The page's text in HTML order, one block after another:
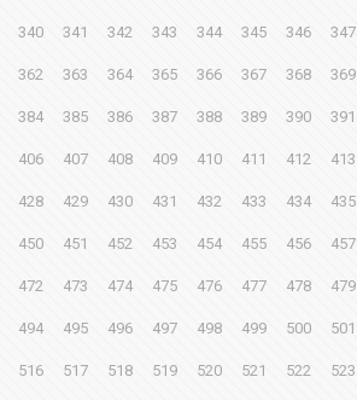
340 341 342 343 344 345 346 347
362 363 364 365 366 367 368 369
384 385 386 387 388 389 390 391
406 407 408 409 410 411 412 413
428 429 430 431 432 433 434 435
450 451 452 453 454 455 456 457
472 473 474 475 476 477 478 479
494 495 496 497 498 499 500 501
516 517 518 519 520 521 522 523